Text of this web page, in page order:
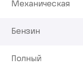
Механическая
Бензин
Полный